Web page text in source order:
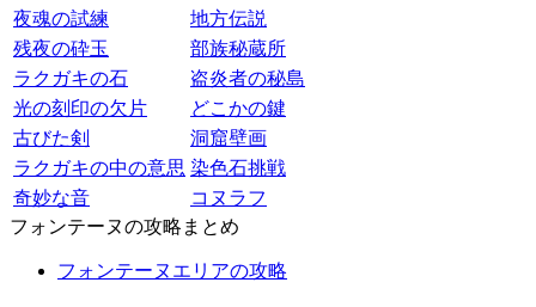
夜魂の試練
地方伝説
残夜の砕玉
部族秘蔵所
ラクガキの石
盗炎者の秘島
光の刻印の欠片
どこかの鍵
古びた剣
洞窟壁画
ラクガキの中の意思 染色石挑戦
奇妙な音
コヌラフ
フォンテーヌの攻略まとめ
フォンテーヌエリアの攻略